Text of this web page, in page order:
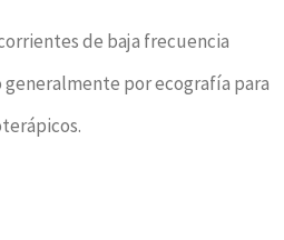
de baja frecuencia
por ecografía para